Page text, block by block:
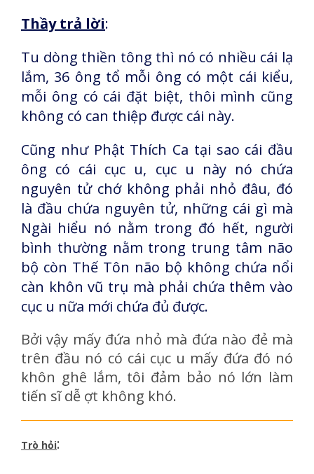
Thầy trả lời:
Tu dòng thiền tông thì nó có nhiều cái lạ
lắm, 36 ông tổ mỗi ông có một cái kiểu,
mỗi ông có cái đặt biệt, thôi mình cũng
không có can thiệp được cái này.
Cũng như Phật Thích Ca tại sao cái đầu
ông có cái cục u, cục u này nó chứa
nguyên tử chớ không phải nhỏ đâu, đó
là đầu chứa nguyên tử, những cái gì mà
Ngài hiểu nó nằm trong đó hết, người
bình thường nằm trong trung tâm não
bộ còn Thế Tôn não bộ không chứa nổi
càn khôn vũ trụ mà phải chứa thêm vào
cục u nữa mới chứa đủ được.
Bởi vậy mấy đứa nhỏ mà đứa nào đẻ mà
trên đầu nó có cái cục u mấy đứa đó nó
khôn ghê lắm, tôi đảm bảo nó lớn làm
tiến sĩ dễ ợt không khó.
Trò hỏi: